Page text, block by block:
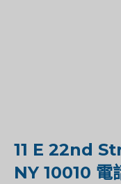
11 E 22nd
NY 10010 電